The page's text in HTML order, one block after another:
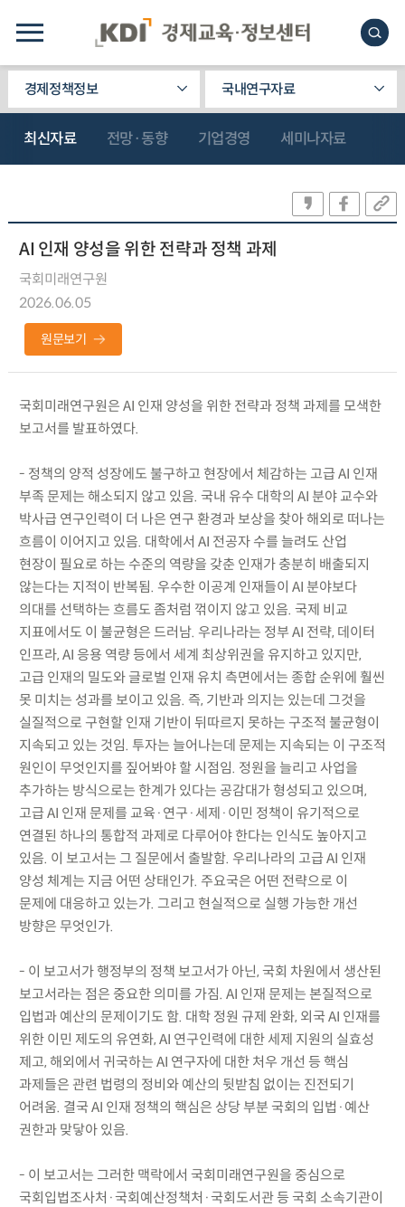
경제정책정보 국내연구자료
최신자료 전망·동향 기업경영 세미나자료
AI 인재 양성을 위한 전략과 정책 과제
국회미래연구원
2026.06.05
원문보기
국회미래연구원은 AI 인재 양성을 위한 전략과 정책 과제를 모색한
보고서를 발표하였다.
- 정책의 양적 성장에도 불구하고 현장에서 체감하는 고급 AI 인재
부족 문제는 해소되지 않고 있음. 국내 유수 대학의 AI 분야 교수와
박사급 연구인력이 더 나은 연구 환경과 보상을 찾아 해외로 떠나는
흐름이 이어지고 있음. 대학에서 AI 전공자 수를 늘려도 산업
현장이 필요로 하는 수준의 역량을 갖춘 인재가 충분히 배출되지
않는다는 지적이 반복됨. 우수한 이공계 인재들이 AI 분야보다
의대를 선택하는 흐름도 좀처럼 꺾이지 않고 있음. 국제 비교
지표에서도 이 불균형은 드러남. 우리나라는 정부 AI 전략, 데이터
인프라, AI 응용 역량 등에서 세계 최상위권을 유지하고 있지만,
고급 인재의 밀도와 글로벌 인재 유치 측면에서는 종합 순위에 훨씬
못 미치는 성과를 보이고 있음. 즉, 기반과 의지는 있는데 그것을
실질적으로 구현할 인재 기반이 뒤따르지 못하는 구조적 불균형이
지속되고 있는 것임. 투자는 늘어나는데 문제는 지속되는 이 구조적
원인이 무엇인지를 짚어봐야 할 시점임. 정원을 늘리고 사업을
추가하는 방식으로는 한계가 있다는 공감대가 형성되고 있으며,
고급 AI 인재 문제를 교육·연구·세제·이민 정책이 유기적으로
연결된 하나의 통합적 과제로 다루어야 한다는 인식도 높아지고
있음. 이 보고서는 그 질문에서 출발함. 우리나라의 고급 AI 인재
양성 체계는 지금 어떤 상태인가. 주요국은 어떤 전략으로 이
문제에 대응하고 있는가. 그리고 현실적으로 실행 가능한 개선
방향은 무엇인가.
- 이 보고서가 행정부의 정책 보고서가 아닌, 국회 차원에서 생산된
보고서라는 점은 중요한 의미를 가짐. AI 인재 문제는 본질적으로
입법과 예산의 문제이기도 함. 대학 정원 규제 완화, 외국 AI 인재를
위한 이민 제도의 유연화, AI 연구인력에 대한 세제 지원의 실효성
제고, 해외에서 귀국하는 AI 연구자에 대한 처우 개선 등 핵심
과제들은 관련 법령의 정비와 예산의 뒷받침 없이는 진전되기
어려움. 결국 AI 인재 정책의 핵심은 상당 부분 국회의 입법·예산
권한과 맞닿아 있음.
- 이 보고서는 그러한 맥락에서 국회미래연구원을 중심으로
국회입법조사처·국회예산정책처·국회도서관 등 국회 소속기관이